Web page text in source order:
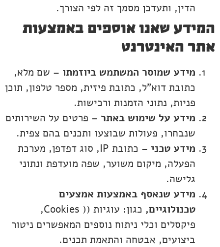
הדין, ותעדכן מסמך זה לפי הצורך.
המידע שאנו אוספים באמצעות
אתר האינטרנט
מידע שמוסר המשתמש ביוזמתו – שם מלא,
כתובת דוא"ל, כתובת פיזית, מספר טלפון, תוכן
פניות, נתוני הזמנות ורכישות.
מידע על שימוש באתר – פרטים על השירותים
שנבחרו, פעולות שבוצעו ותכנים בהם צפית.
מידע טכני
– כתובת IP, סוג דפדפן, מערכת
הפעלה, מיקום משוער, שפה מועדפת ונתוני
גלישה.
מידע שנאסף באמצעות אמצעים
טכנולוגיים,
כגון: עוגיות (( Cookies,
פיקסלים וכלי ניתוח נוספים המאפשרים ניטור
ביצועים, אבטחה והתאמת תכנים.